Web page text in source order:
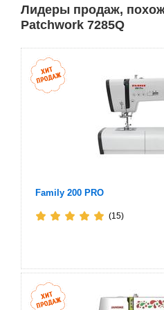
аппликаций,вшивание
тесьмы,вшивание боковой
с глазком в толстом или
и среднем материале,петля
трикотажных
материале с
Жидкокристаллический
Механизм останова иглы в
6-ти сегментная рейка-
Лидеры продаж,
Patchwork 7285Q
Family 200 PRO
(15)